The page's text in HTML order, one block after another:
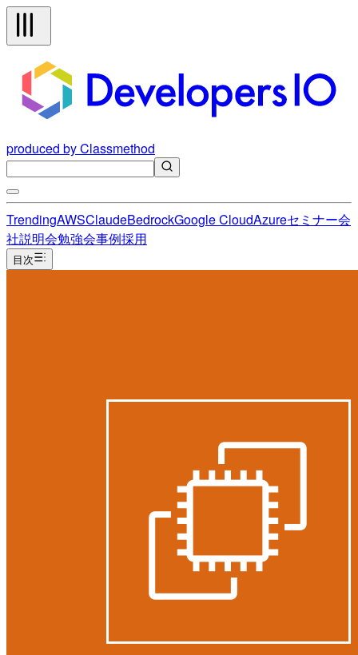
produced by Classmethod
TrendingAWSClaudeBedrockGoogle CloudAzureセミナー会
社説明会勉強会事例採用
目次